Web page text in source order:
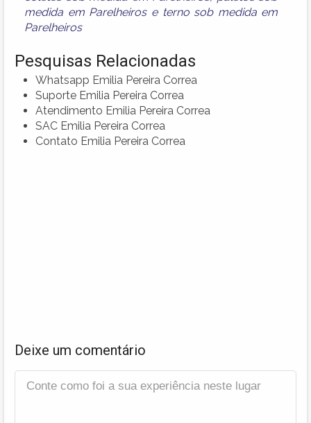
medida em Parelheirose terno sob medida em
Parelheiros
Pesquisas Relacionadas
Whatsapp Emilia Pereira Correa
Suporte Emilia Pereira Correa
Atendimento Emilia Pereira Correa
SAC Emilia Pereira Correa
Contato Emilia Pereira Correa
Deixe um comentário